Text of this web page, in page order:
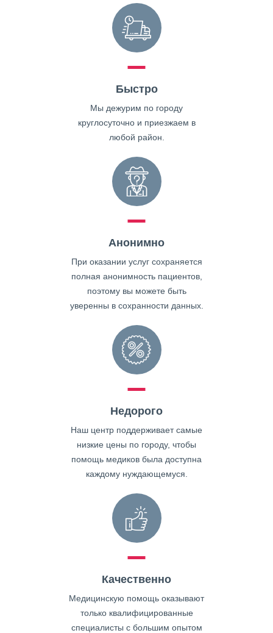
Быстро
Мы дежурим по городу
круглосуточно и приезжаем в
любой район.
Анонимно
При оказании услуг сохраняется
полная анонимность пациентов,
поэтому вы можете быть
уверенны в сохранности данных.
Недорого
Наш центр поддерживает самые
низкие цены по городу, чтобы
помощь медиков была доступна
каждому нуждающемуся.
Качественно
Медицинскую помощь оказывают
только квалифицированные
специалисты с большим опытом